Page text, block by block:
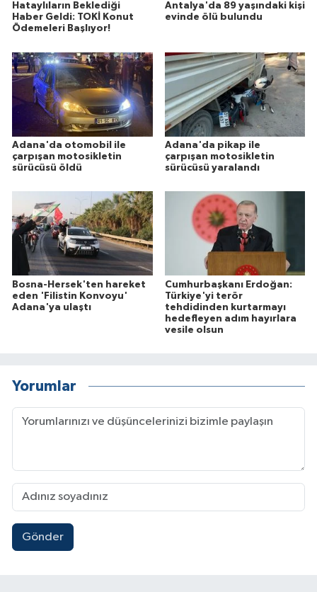
Hataylıların Beklediği
Haber Geldi: TOKİ Konut
Ödemeleri Başlıyor!
Antalya'da 89 yaşındaki kişi
evinde ölü bulundu
Adana'da otomobil ile
çarpışan motosikletin
sürücüsü öldü
Adana'da pikap ile
çarpışan motosikletin
sürücüsü yaralandı
Bosna-Hersek'ten hareket
eden 'Filistin Konvoyu'
Adana'ya ulaştı
Cumhurbaşkanı Erdoğan:
Türkiye'yi terör
tehdidinden kurtarmayı
hedefleyen adım hayırlara
vesile olsun
Yorumlar
Gönder